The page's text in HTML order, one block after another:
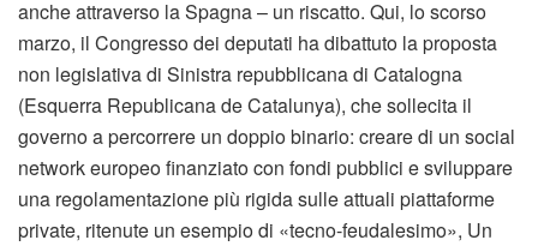
anche attraverso la Spagna – un riscatto. Qui, lo scorso
marzo, il Congresso dei deputati ha dibattuto la proposta
non legislativa di Sinistra repubblicana di Catalogna
(Esquerra Republicana de Catalunya), che sollecita il
governo a percorrere un doppio binario: creare di un social
network europeo finanziato con fondi pubblici e sviluppare
una regolamentazione più rigida sulle attuali piattaforme
private, ritenute un esempio di «tecno-feudalesimo», Un